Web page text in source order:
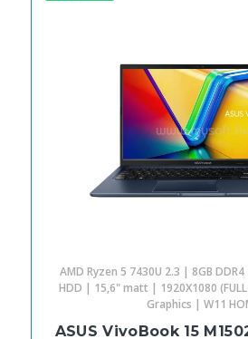
AMD Ryzen 5 7430U 2.3 | 8GB
HDD | 15,6" matt | 1920X1080
Graphics | W11
ASUS VivoBook 15